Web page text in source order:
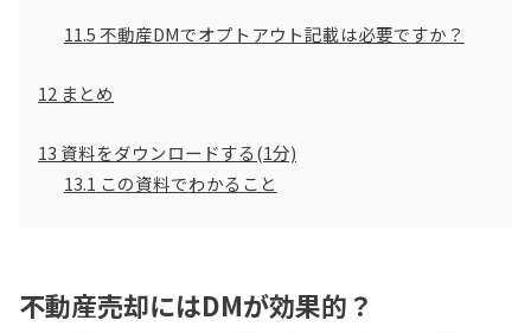
11.5 不動産DMでオプトアウト記載は必要ですか？
12 まとめ
13 資料をダウンロードする(1分)
13.1 この資料でわかること
不動産売却にはDMが効果的？